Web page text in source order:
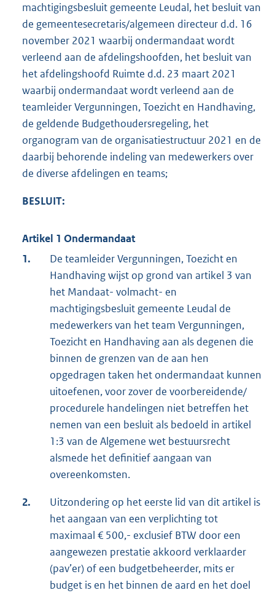
machtigingsbesluit gemeente Leudal, het besluit van
de gemeentesecretaris/algemeen directeur d.d. 16
november 2021 waarbij ondermandaat wordt
verleend aan de afdelingshoofden, het besluit van
het afdelingshoofd Ruimte d.d. 23 maart 2021
waarbij ondermandaat wordt verleend aan de
teamleider Vergunningen, Toezicht en Handhaving,
de geldende Budgethoudersregeling, het
organogram van de organisatiestructuur 2021 en de
daarbij behorende indeling van medewerkers over
de diverse afdelingen en teams;
BESLUIT:
Artikel 1 Ondermandaat
1.
De teamleider Vergunningen, Toezicht en
Handhaving wijst op grond van artikel 3 van
het Mandaat- volmacht- en
machtigingsbesluit gemeente Leudal de
medewerkers van het team Vergunningen,
Toezicht en Handhaving aan als degenen die
binnen de grenzen van de aan hen
opgedragen taken het ondermandaat kunnen
uitoefenen, voor zover de voorbereidende/
procedurele handelingen niet betreffen het
nemen van een besluit als bedoeld in artikel
1:3 van de Algemene wet bestuursrecht
alsmede het definitief aangaan van
overeenkomsten.
2.
Uitzondering op het eerste lid van dit artikel is
het aangaan van een verplichting tot
maximaal € 500,- exclusief BTW door een
aangewezen prestatie akkoord verklaarder
(pav’er) of een budgetbeheerder, mits er
budget is en het binnen de aard en het doel